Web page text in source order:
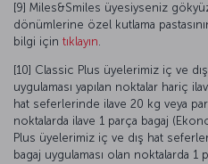
[9] Miles&Smiles üyesiyseniz
dönümlerine özel kutlama
bilgi için tıklayın.
[10] Classic Plus üyelerimiz iç ve
uygulaması yapılan noktalar hariç
hat seferlerinde ilave 20 kg veya
noktalarda ilave 1 parça bagaj
Plus üyelerimiz iç ve dış hat
bagaj uygulaması olan noktalarda 1